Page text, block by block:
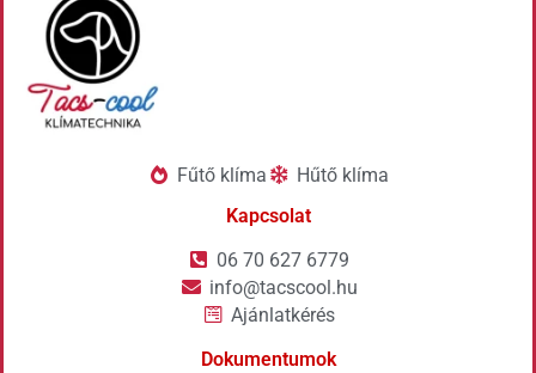
Fűtő klíma
Hűtő klíma
Kapcsolat
06 70 627 6779
info@tacscool.hu
Ajánlatkérés
Dokumentumok